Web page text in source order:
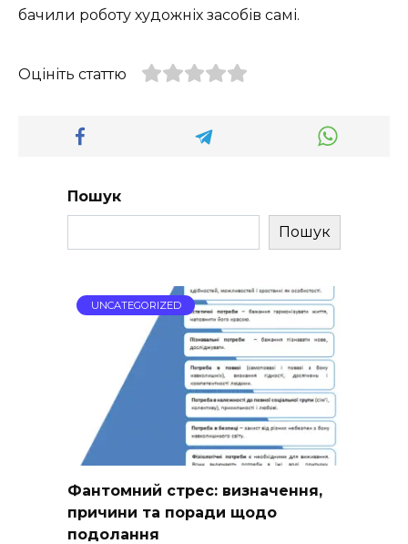
бачили роботу художніх засобів самі.
Оцініть статтю
Пошук
Пошук
UNCATEGORIZED
Фантомний стрес: визначення,
причини та поради щодо
подолання